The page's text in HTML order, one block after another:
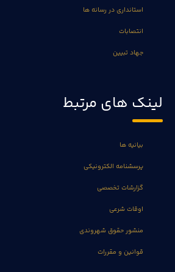
استانداری در رسانه ها
انتصابات
جهاد تبیین
لینک های مرتبط
بیانیه ها
پرسشنامه الکترونیکی
گزارشات تخصصی
اوقات شرعی
منشور حقوق شهروندی
قوانین و مقررات